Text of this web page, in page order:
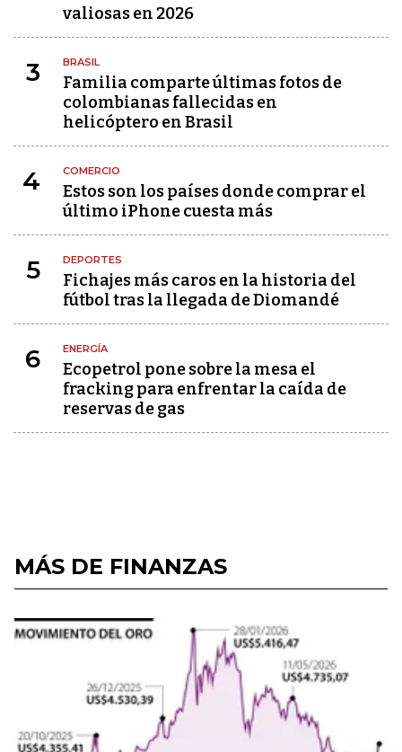
valiosas en 2026
3 BRASIL
Familia comparte últimas fotos de
colombianas fallecidas en
helicóptero en Brasil
4 COMERCIO
Estos son los países donde comprar el
último iPhone cuesta más
5 DEPORTES
Fichajes más caros en la historia del
fútbol tras la llegada de Diomandé
6 ENERGÍA
Ecopetrol pone sobre la mesa el
fracking para enfrentar la caída de
reservas de gas
MÁS DE FINANZAS